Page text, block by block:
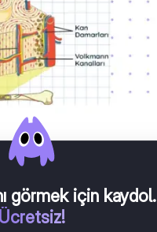
görmek için kaydol.
Ücretsiz!